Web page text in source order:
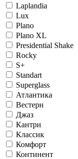
Laplandia
Lux
Plano
Plano XL
Presidential Shake
Rocky
S+
Standart
Superglass
Атлантика
Вестерн
Джаз
Кантри
Классик
Комфорт
Континент